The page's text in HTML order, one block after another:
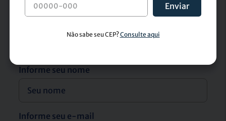
Enviar
Receba descontos e novidades diretamente
no seu e-mail
Informe seu nome
Informe seu e-mail